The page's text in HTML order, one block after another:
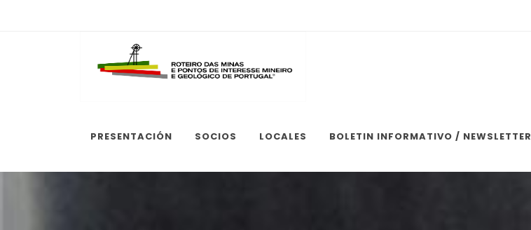
PRESENTACIÓN SOCIOS LOCALES BOLETIN INFORMATIVO / NEWSLETTER